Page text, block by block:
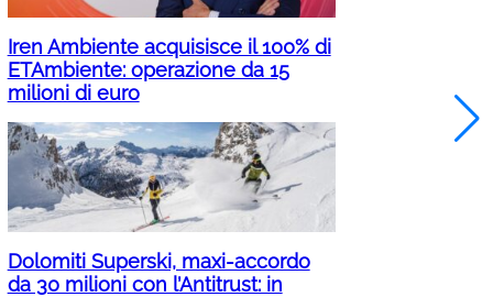
Iren Ambiente acquisisce il 100% di
ETAmbiente: operazione da 15
milioni di euro
Dolomiti Superski, maxi-accordo
da 30 milioni con l’Antitrust: in